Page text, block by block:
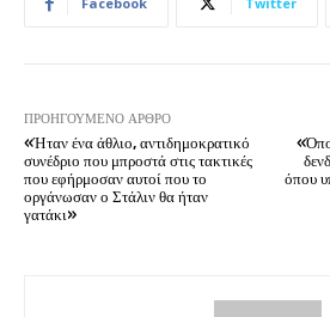
ΠΡΟΗΓΟΎΜΕΝΟ ΆΡΘΡΟ
«Ήταν ένα άθλιο, αντιδημοκρατικό
συνέδριο που μπροστά στις τακτικές
που εφήρμοσαν αυτοί που το
οργάνωσαν ο Στάλιν θα ήταν
γατάκι»
όπου